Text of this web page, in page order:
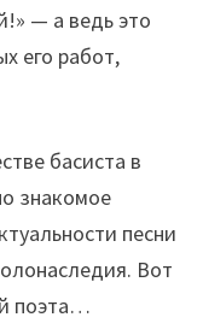
— а ведь это
его работ,
басиста в
знакомое
песни
Вот
поэта…